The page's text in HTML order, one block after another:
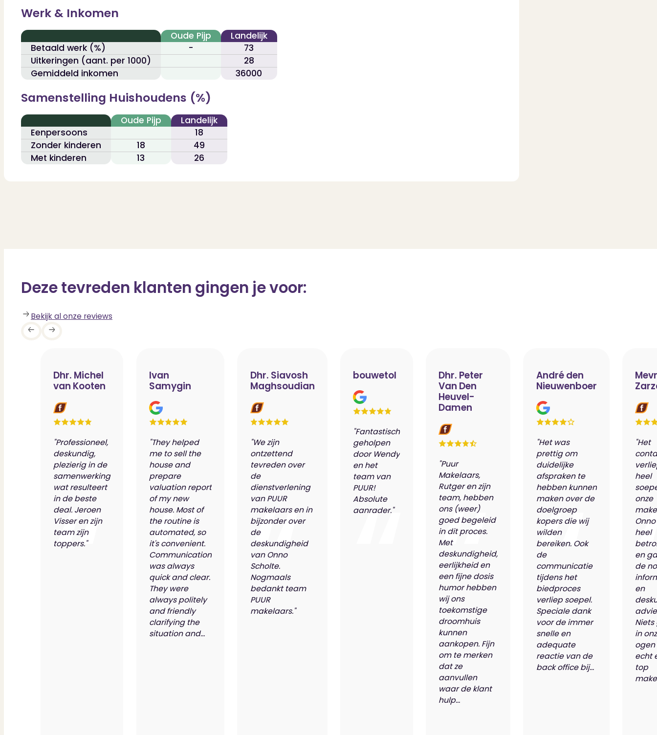
Werk & Inkomen
Oude Pijp
Landelijk
Betaald werk (%)
-
73
Uitkeringen (aant. per 1000)
28
Gemiddeld inkomen
36000
Samenstelling Huishoudens (%)
Oude Pijp
Landelijk
Eenpersoons
18
Zonder kinderen
18
49
Met kinderen
13 26
Deze tevreden klanten gingen je voor:
Bekijk al onze reviews
Dhr. Michel
van Kooten
"Professioneel,
deskundig,
plezierig in de
samenwerking
wat resulteert
in de beste
deal. Jeroen
Visser en zijn
team zijn
toppers."
Ivan
Samygin
"They helped
me to sell the
house and
prepare
valuation report
of my new
house. Most of
the routine is
automated, so
it's convenient.
Communication
was always
quick and clear.
They were
always politely
and friendly
clarifying the
situation and...
Dhr. Siavosh
Maghsoudian
"We zijn
ontzettend
tevreden over
de
dienstverlening
van PUUR
makelaars en in
bijzonder over
de
deskundigheid
van Onno
Scholte.
Nogmaals
bedankt team
PUUR
makelaars."
bouwetol
"Fantastisch
geholpen
door Wendy
en het
team van
PUUR!
Absolute
aanrader."
Dhr. Peter
Van Den
Heuvel-
Damen
"Puur
Makelaars,
Rutger en zijn
team, hebben
ons (weer)
goed begeleid
in dit proces.
Met
deskundigheid,
eerlijkheid en
een fijne dosis
humor hebben
wij ons
toekomstige
droomhuis
kunnen
aankopen. Fijn
om te merken
dat ze
aanvullen
waar de klant
hulp...
André den
Nieuwenboer
"Het was
prettig om
duidelijke
afspraken te
hebben kunnen
maken over de
doelgroep
kopers die wij
wilden
bereiken. Ook
de
communicatie
tijdens het
biedproces
verliep soepel.
Speciale dank
voor de immer
snelle en
adequate
reactie van de
back office bij...
"Het
heel
onze
heel
en
de
en
in
ogen
echt
top